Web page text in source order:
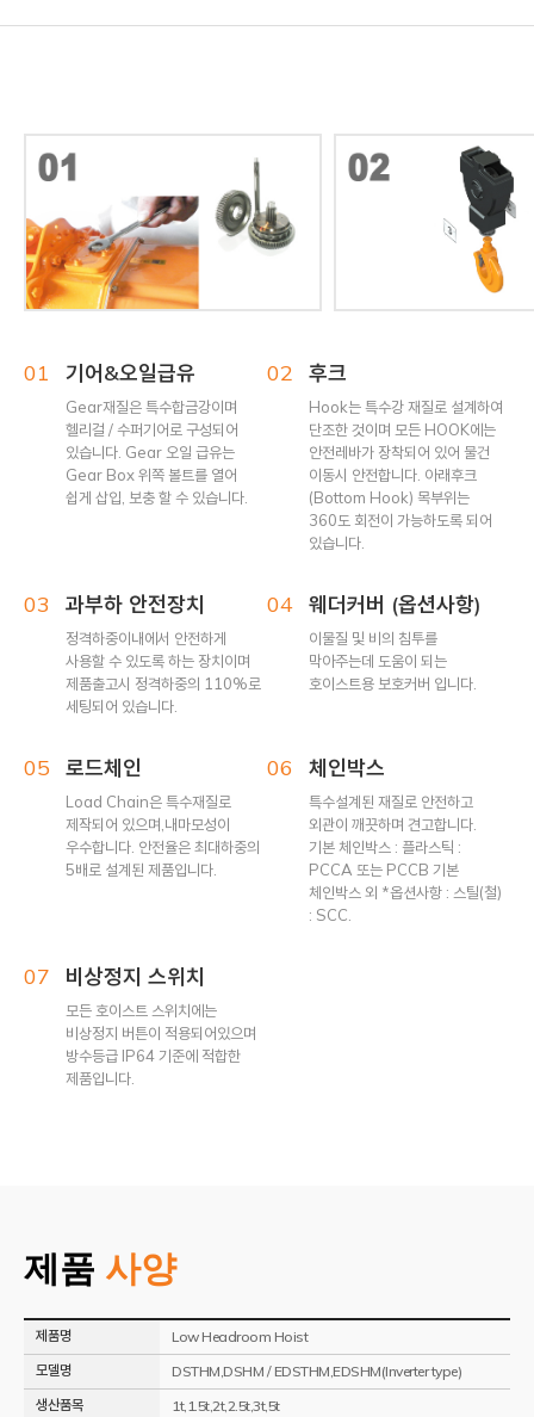
01 기어&오일급유
Gear재질은 특수합금강이며
헬리걸 / 수퍼기어로 구성되어
있습니다. Gear 오일 급유는
Gear Box 위쪽 볼트를 열어
쉽게 삽입, 보충 할 수 있습니다.
02 후크
Hook는 특수강 재질로 설계하여
단조한 것이며 모든 HOOK에는
안전레바가 장착되어 있어 물건
이동시 안전합니다. 아래후크
(Bottom Hook) 목부위는
360도 회전이 가능하도록 되어
있습니다.
03 과부하 안전장치
정격하중이내에서 안전하게
사용할 수 있도록 하는 장치이며
제품출고시 정격하중의 110%로
세팅되어 있습니다.
04 웨더커버 (옵션사항)
이물질 및 비의 침투를
막아주는데 도움이 되는
호이스트용 보호커버 입니다.
05 로드체인
Load Chain은 특수재질로
제작되어 있으며,내마모성이
우수합니다. 안전율은 최대하중의
5배로 설계된 제품입니다.
06 체인박스
특수설계된 재질로 안전하고
외관이 깨끗하며 견고합니다.
기본 체인박스 : 플라스틱 :
PCCA 또는 PCCB 기본
체인박스 외 *옵션사항 : 스틸(철)
: SCC.
07 비상정지 스위치
모든 호이스트 스위치에는
비상정지 버튼이 적용되어있으며
방수등급 IP64 기준에 적합한
제품입니다.
제품 사양
제품명
Low Headroom Hoist
모델명
DSTHM,DSHM / EDSTHM,EDSHM(Inverter type)
생산품목
1t,1.5t,2t,2.5t,3t,5t